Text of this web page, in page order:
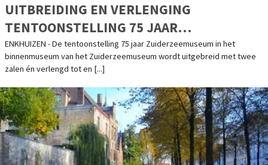
UITBREIDING EN VERLENGING
TENTOONSTELLING 75 JAAR
ZUIDERZEEMUSEUM
ENKHUIZEN - De tentoonstelling 75 jaar Zuiderzeemuseum in het
binnenmuseum van het Zuiderzeemuseum wordt uitgebreid met twee
zalen én verlengd tot en [...]